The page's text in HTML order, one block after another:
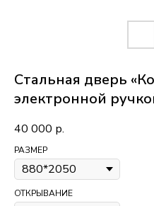
Стальная дверь
электронной
40 000 р.
РАЗМЕР
ОТКРЫВАНИЕ